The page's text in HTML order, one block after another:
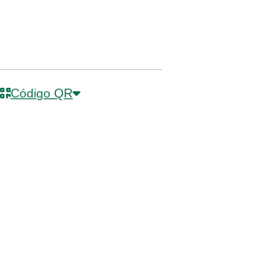
Código QR